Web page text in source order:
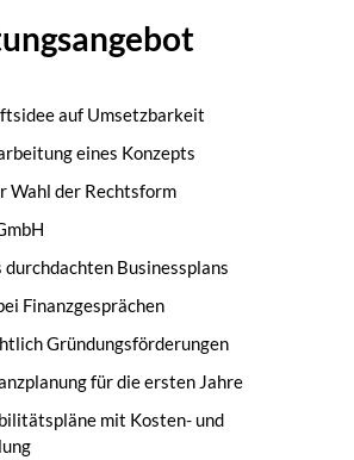
auf Umsetzbarkeit
eines Konzepts
Wahl der Rechtsform
Businessplans
Finanzgesprächen
Gründungsförderungen
für die ersten Jahre
mit Kosten- und